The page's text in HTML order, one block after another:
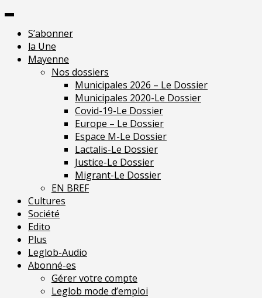
Skip
contentS’abonner
la Une
Mayenne
Nos dossiers
Municipales 2026 – Le Dossier
Municipales 2020-Le Dossier
Covid-19-Le Dossier
Europe – Le Dossier
Espace M-Le Dossier
Lactalis-Le Dossier
Justice-Le Dossier
Migrant-Le Dossier
EN BREF
Cultures
Société
Edito
Plus
Leglob-Audio
Abonné-es
Gérer votre compte
Leglob mode d’emploi
indépendante en
Mayenne